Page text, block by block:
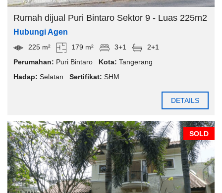
Rumah dijual Puri Bintaro Sektor 9 - Luas 225m2
Hubungi Agen
225 m² 179 m² 3+1
2+1
Perumahan: Puri Bintaro Kota: Tangerang
Hadap: Selatan Sertifikat: SHM
DETAILS
SOLD